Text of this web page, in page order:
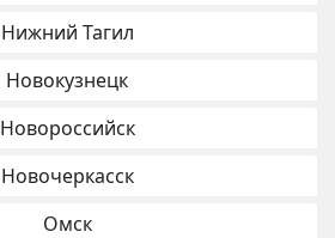
Нижний Тагил
Новокузнецк
Новороссийск
Новочеркасск
Омск